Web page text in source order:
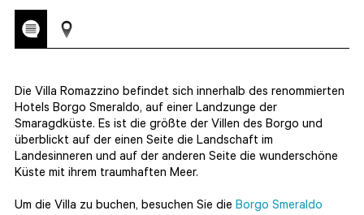
Die Villa Romazzino befindet sich innerhalb des renommierten
Hotels Borgo Smeraldo, auf einer Landzunge der
Smaragdküste. Es ist die größte der Villen des Borgo und
überblickt auf der einen Seite die Landschaft im
Landesinneren und auf der anderen Seite die wunderschöne
Küste mit ihrem traumhaften Meer.
Um die Villa zu buchen, besuchen Sie die Borgo Smeraldo